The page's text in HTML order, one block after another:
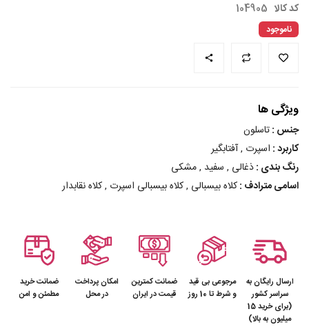
کد کالا 104905
ناموجود
ویژگی ها
جنس :تاسلون
کاربرد : اسپرت , آفتابگیر
رنگ بندی :ذغالی , سفید , مشکی
اسامی مترادف :کلاه بیسبالی , کلاه بیسبالی اسپرت , کلاه نقابدار
ارسال رایگان به
سراسر کشور
(برای خرید 15
میلیون به بالا)
مرجوعی بی قید
و شرط تا 10 روز
ضمانت کمترین
قیمت در ایران
امکان پرداخت
در محل
ضمانت خرید
مطمئن و امن